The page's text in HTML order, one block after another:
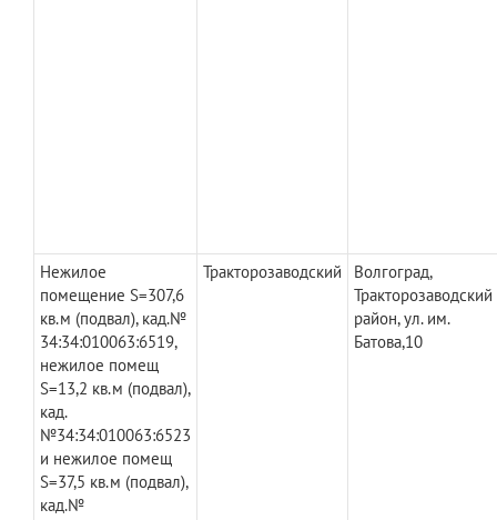
Нежилое
помещение S=307,6
кв.м (подвал), кад.№
34:34:010063:6519,
нежилое помещ
S=13,2 кв.м (подвал),
кад.
№34:34:010063:6523
и нежилое помещ
S=37,5 кв.м (подвал),
кад.№
Тракторозаводский
Волгоград,
Тракторозаводский
район, ул. им.
Батова,10